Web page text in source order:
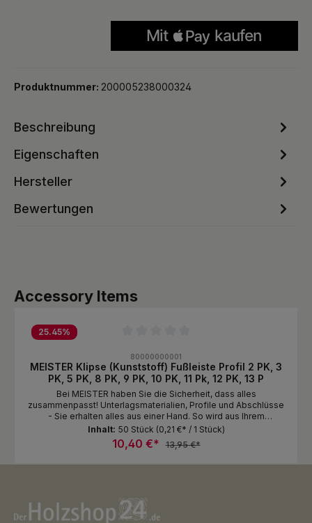
Produktnummer: 200005238000324
Beschreibung
Eigenschaften
Hersteller
Bewertungen
Produktgalerie überspringen
Accessory Items
25.45%
80000000001
MEISTER Klipse (Kunststoff) Fußleiste Profil 2 PK, 3
PK, 5 PK, 8 PK, 9 PK, 10 PK, 11 Pk, 12 PK, 13 P
Bei MEISTER haben Sie die Sicherheit, dass alles
zusammenpasst! Unterlagsmaterialien, Profile und Abschlüsse
- Sie erhalten alles aus einer Hand. So wird aus Ihrem
Bodenbelag eine ganzheitliche Einrichtungslösung, die zu
Ihnen passt und vor allem lange und zuverlässig hält.
Entdecken Sie unser umfangreiches Zubehörsortiment.
Inhalt: 50 Stück (0,21 €* / 1 Stück)
10,40 €* 13,95 €*